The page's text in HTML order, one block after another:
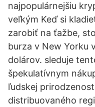
najpopulárnejšiu
veľkým Keď si
zarobiť na ťažbe,
burza v New Yorku
dolárov. sleduje
špekulatívnym
ľudskej
distribuovaného